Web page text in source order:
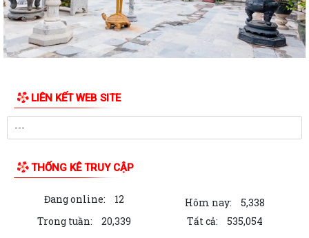
NGHỊ QUYẾT Quy định nội dung chi, mức chi kinh phí bảo đảm cho
công tác xây dựng văn bản quy...
10 Nghị quyết trụ cột trong kỷ nguyên vươn mình của dân tộc
phương pháp, phong cách Hồ Chí...
Hướng dẫn Quản lý và sử dụng thẻ Đảng viên
Thông báo về việc tăng cường cảnh giác với các đối tượng nhận làm
dịch vụ đất đai trái quy định của...
THĂM TẶNG QUÀ GIA ĐÌNH CHÍNH SÁCH NHÂN DỊP KỶ NIỆM 79 NĂM
NGÀY THƯƠNG BINH - LIỆT SĨ
LIÊN KẾT WEB SITE
THỐNG KÊ TRUY CẬP
Đang online: 12 Hôm nay:
5,338
Trong tuần:
20,339 Tất cả: 535,054